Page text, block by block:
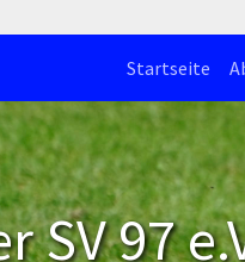
Startseite
SV 97